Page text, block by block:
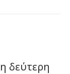
δεύτερη